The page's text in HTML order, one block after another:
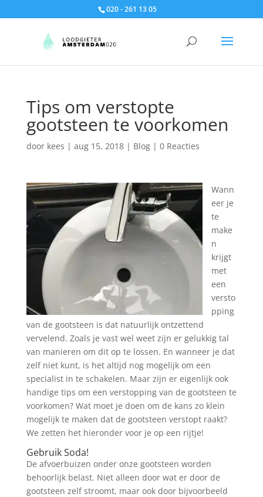
020 - 261 13 05
Tips om verstopte
gootsteen te voorkomen
door kees | aug 15, 2018| Blog| 0 Reacties
Wann
eer je
te
make
n
krijgt
met
een
versto
pping
van de gootsteen is dat natuurlijk ontzettend
vervelend. Zoals je vast wel weet zijn er gelukkig tal
van manieren om dit op te lossen. En wanneer je dat
zelf niet kunt, is het altijd nog mogelijk om een
specialist in te schakelen. Maar zijn er eigenlijk ook
handige tips om een verstopping van de gootsteen te
voorkomen? Wat moet je doen om de kans zo klein
mogelijk te maken dat de gootsteen verstopt raakt?
We zetten het hieronder voor je op een rijtje!
Gebruik Soda!
De afvoerbuizen onder onze gootsteen worden
behoorlijk belast. Niet alleen door wat er door de
gootsteen zelf stroomt, maar ook door bijvoorbeeld